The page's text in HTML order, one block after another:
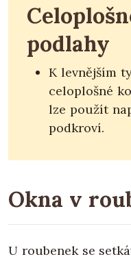
podlahy
K levnějším
celoplošné
lze použít
podkroví.
Okna v
U roubenek se